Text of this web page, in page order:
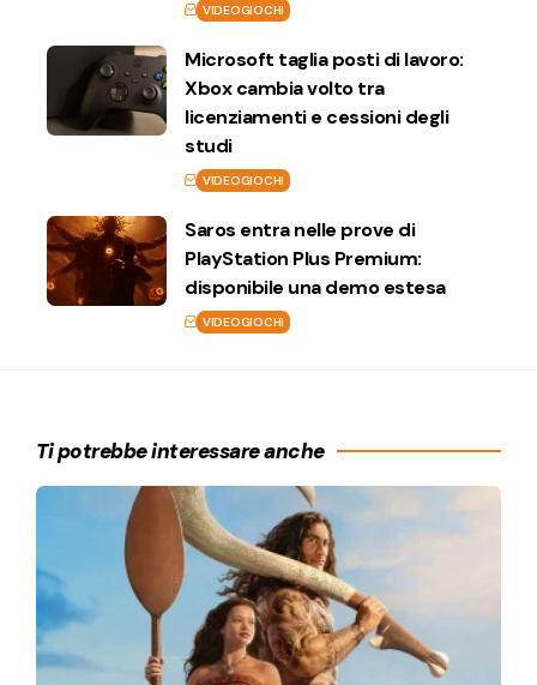
VIDEOGIOCHI
Microsoft taglia posti di lavoro:
Xbox cambia volto tra
licenziamenti e cessioni degli
studi
VIDEOGIOCHI
Saros entra nelle prove di
PlayStation Plus Premium:
disponibile una demo estesa
VIDEOGIOCHI
Ti potrebbe interessare anche